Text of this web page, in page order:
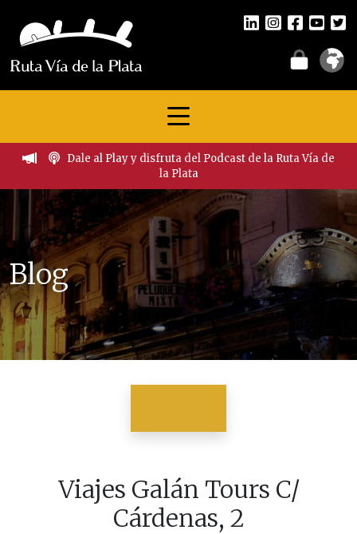
Dale al Play y disfruta del Podcast de la Ruta Vía de
la Plata
Blog
Viajes Galán Tours C/
Cárdenas, 2